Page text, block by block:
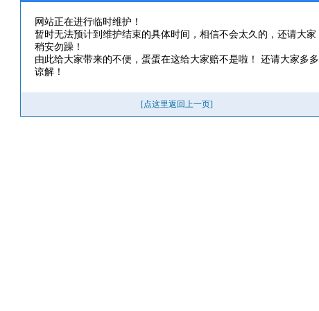
网站正在进行临时维护！
暂时无法预计到维护结束的具体时间，相信不会太久的，还请大家
稍安勿躁！
由此给大家带来的不便，蛋蛋在这给大家赔不是啦！ 还请大家多多
谅解！
[点这里返回上一页]